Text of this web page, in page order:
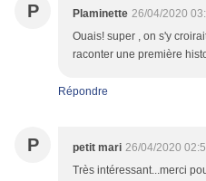
P Plaminette 26/04/2020
Ouais! super , on s'y
raconter une première
Répondre
P petit mari 26/04/2020
Très intéressant...merci